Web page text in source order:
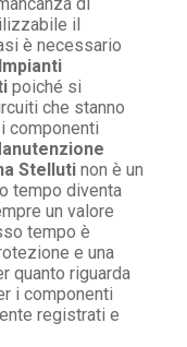
il
è necessario
poiché si
che stanno
componenti
Stelluti non è un
tempo diventa
un valore
tempo è
e una
quanto riguarda
i componenti
registrati e